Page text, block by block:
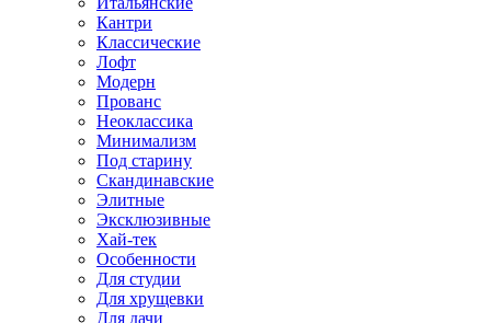
Кантри
Классические
Лофт
Модерн
Прованс
Неоклассика
Минимализм
Под старину
Скандинавские
Элитные
Эксклюзивные
Хай-тек
Особенности
Для студии
Для хрущевки
Для дачи